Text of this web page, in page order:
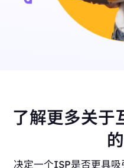
了解更多关于
决定一个ISP是否更具